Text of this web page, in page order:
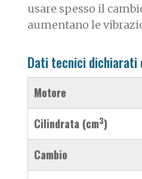
usare spesso il
aumentano le
Dati tecnici dichiarati
Motore
Cilindrata (cm3)
Cambio